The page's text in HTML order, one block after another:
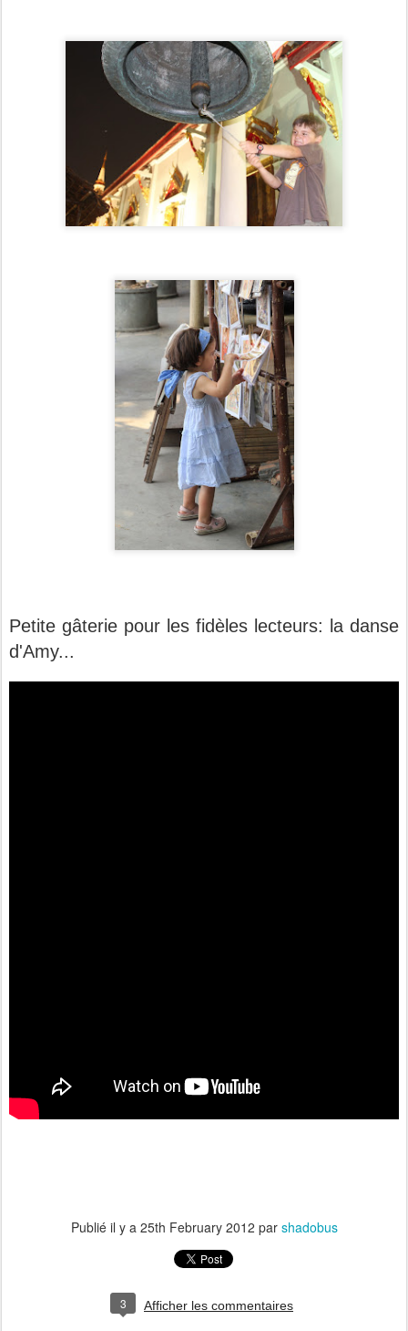
Petite gâterie pour les fidèles lecteurs: la danse
d'Amy...
Publié il y a 25th February 2012 par shadobus
3 Afficher les commentaires